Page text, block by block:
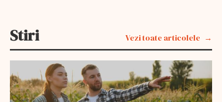
Stiri Vezi toate articolele